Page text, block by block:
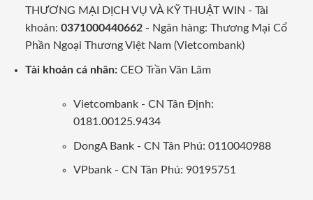
THƯƠNG MẠI DỊCH VỤ VÀ KỸ THUẬT WIN - Tài
khoản: 0371000440662- Ngân hàng: Thương Mại Cổ
Phần Ngoại Thương Việt Nam (Vietcombank)
Tài khoản cá nhân: CEO Trần Văn Lãm
Vietcombank - CN Tân Định:
0181.00125.9434
DongA Bank - CN Tân Phú: 0110040988
VPbank - CN Tân Phú: 90195751